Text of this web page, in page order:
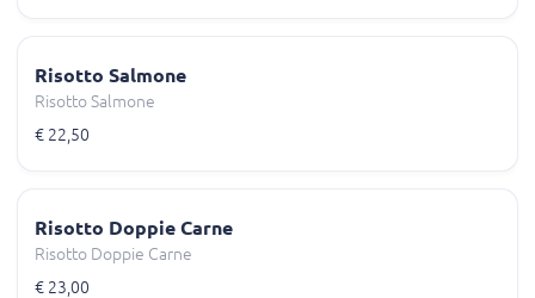
Risotto Salmone
Risotto Salmone
€ 22,50
Risotto Doppie Carne
Risotto Doppie Carne
€ 23,00